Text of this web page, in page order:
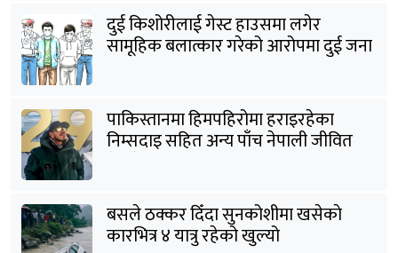
दुई किशोरीलाई गेस्ट हाउसमा लगेर
सामूहिक बलात्कार गरेको आरोपमा दुई जना
पाकिस्तानमा हिमपहिरोमा हराइरहेका
निम्सदाइ सहित अन्य पाँच नेपाली जीवित
बसले ठक्कर दिँदा सुनकोशीमा खसेकाे
कारभित्र ४ यात्रु रहेको खुल्यो